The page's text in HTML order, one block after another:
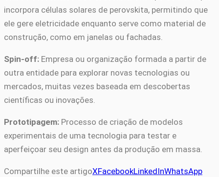
incorpora células solares de perovskita, permitindo que
ele gere eletricidade enquanto serve como material de
construção, como em janelas ou fachadas.
Spin-off: Empresa ou organização formada a partir de
outra entidade para explorar novas tecnologias ou
mercados, muitas vezes baseada em descobertas
científicas ou inovações.
Prototipagem: Processo de criação de modelos
experimentais de uma tecnologia para testar e
aperfeiçoar seu design antes da produção em massa.
Compartilhe este artigoXFacebookLinkedInWhatsApp